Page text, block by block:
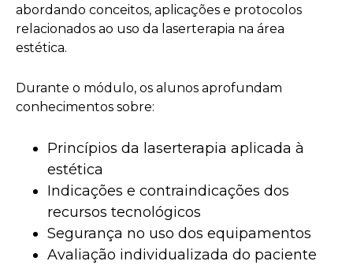
abordando conceitos, aplicações e protocolos
relacionados ao uso da laserterapia na área
estética.
Durante o módulo, os alunos aprofundam
conhecimentos sobre:
Princípios da laserterapia aplicada à
estética
Indicações e contraindicações dos
recursos tecnológicos
Segurança no uso dos equipamentos
Avaliação individualizada do paciente